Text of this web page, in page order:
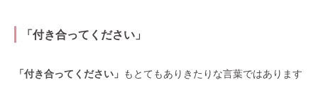
「付き合ってください」
「付き合ってください」 もとてもありきたりな言葉ではあります